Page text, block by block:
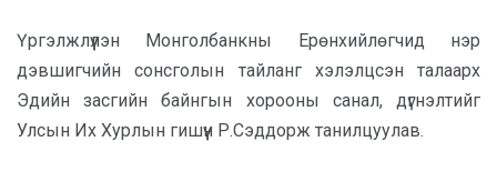
Үргэлжлүүлэн Монголбанкны Ерөнхийлөгчид нэр
дэвшигчийн сонсголын тайланг хэлэлцсэн талаарх
Эдийн засгийн байнгын хорооны санал, дүгнэлтийг
Улсын Их Хурлын гишүүн Р.Сэддорж танилцуулав.